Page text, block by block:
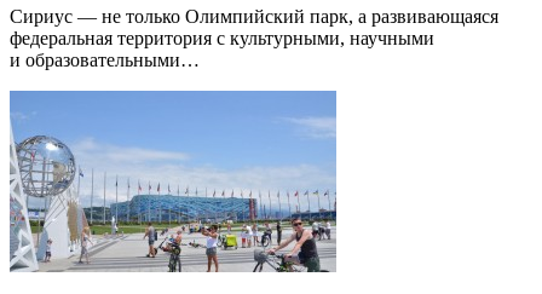
Сириус — не только Олимпийский парк, а развивающаяся
федеральная территория с культурными, научными
и образовательными…